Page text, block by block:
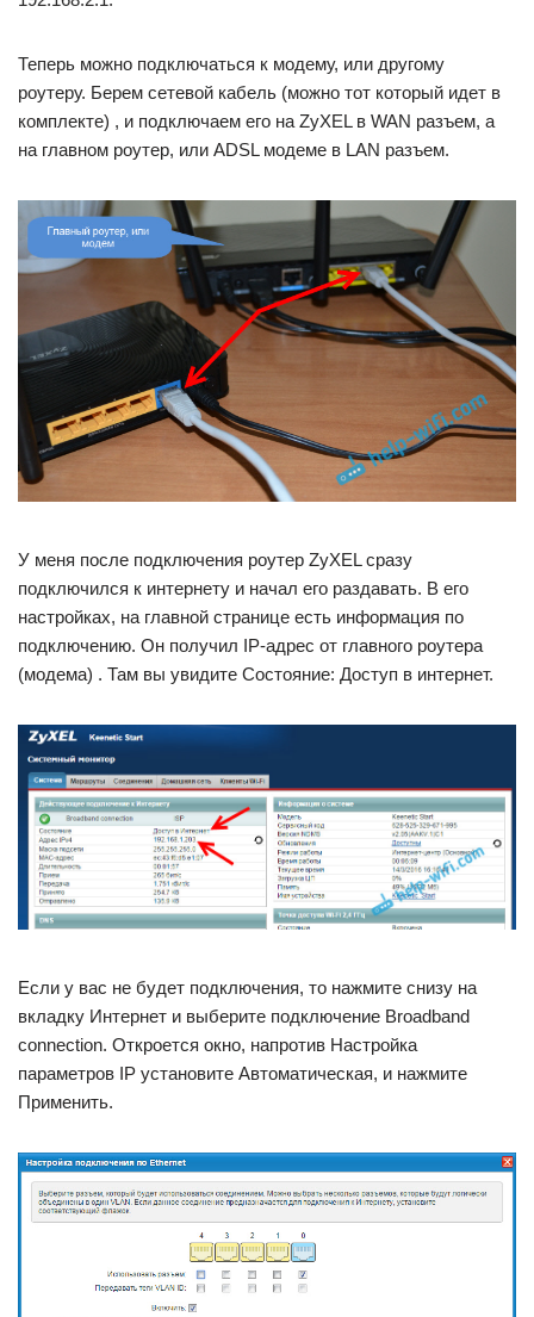
Теперь можно подключаться к модему, или другому
роутеру. Берем сетевой кабель (можно тот который идет в
комплекте) , и подключаем его на ZyXEL в WAN разъем, а
на главном роутер, или ADSL модеме в LAN разъем.
У меня после подключения роутер ZyXEL сразу
подключился к интернету и начал его раздавать. В его
настройках, на главной странице есть информация по
подключению. Он получил IP-адрес от главного роутера
(модема) . Там вы увидите Состояние: Доступ в интернет.
Если у вас не будет подключения, то нажмите снизу на
вкладку Интернет и выберите подключение Broadband
connection. Откроется окно, напротив Настройка
параметров IP установите Автоматическая, и нажмите
Применить.